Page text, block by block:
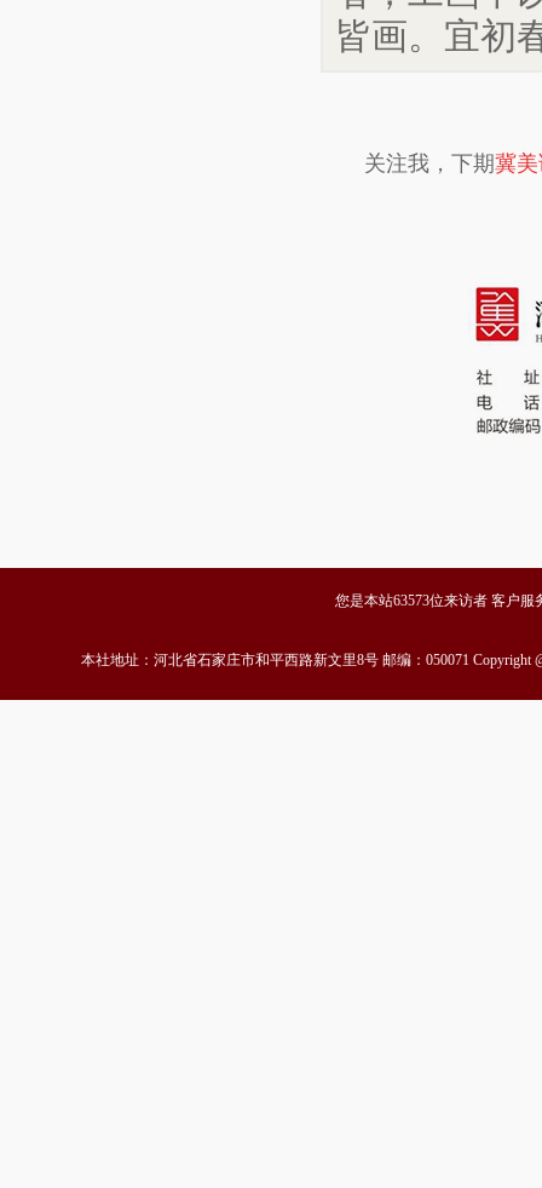
皆画。宜初
关注我，下期冀
您是本站63573位来访者 客户服
本社地址：河北省石家庄市和平西路新文里8号 邮编：050071 Copyright